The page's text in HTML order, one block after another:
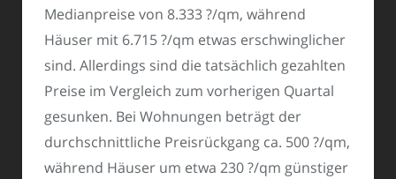
Medianpreise von 8.333 ?/qm, während
Häuser mit 6.715 ?/qm etwas erschwinglicher
sind. Allerdings sind die tatsächlich gezahlten
Preise im Vergleich zum vorherigen Quartal
gesunken. Bei Wohnungen beträgt der
durchschnittliche Preisrückgang ca. 500 ?/qm,
während Häuser um etwa 230 ?/qm günstiger